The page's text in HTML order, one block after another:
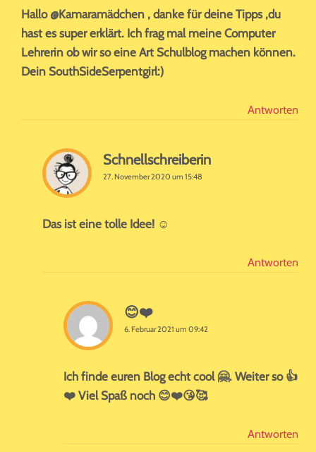
Hallo @Kamaramädchen , danke für deine Tipps ,du
hast es super erklärt. Ich frag mal meine Computer
Lehrerin ob wir so eine Art Schulblog machen können.
Dein SouthSideSerpentgirl:)
Antworten
Schnellschreiberin
27. November 2020 um 15:48
Das ist eine tolle Idee! ☺️
Antworten
😊❤️
6. Februar 2021 um 09:42
Ich finde euren Blog echt cool 🤗. Weiter so 👍
❤️ Viel Spaß noch 😊❤️😘🥰
Antworten